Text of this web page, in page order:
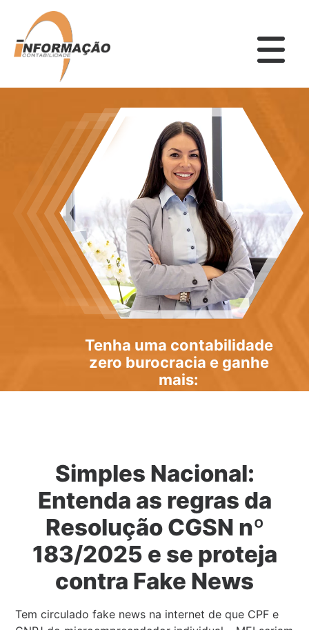
Tenha uma contabilidade
zero burocracia e ganhe
mais:
Simples Nacional:
Entenda as regras da
Resolução CGSN nº
183/2025 e se proteja
contra Fake News
Tem circulado fake news na internet de que CPF e